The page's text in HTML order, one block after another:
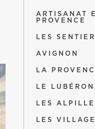
ARTISANAT
PROVENCE
LES
AVIGNON
LA
LE LUBÉRON
LES
LES